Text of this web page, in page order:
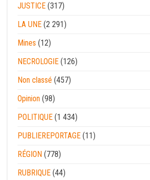
JUSTICE (317)
LA UNE (2 291)
Mines (12)
NECROLOGIE (126)
Non classé (457)
Opinion (98)
POLITIQUE (1 434)
PUBLIEREPORTAGE (11)
RÉGION (778)
RUBRIQUE (44)